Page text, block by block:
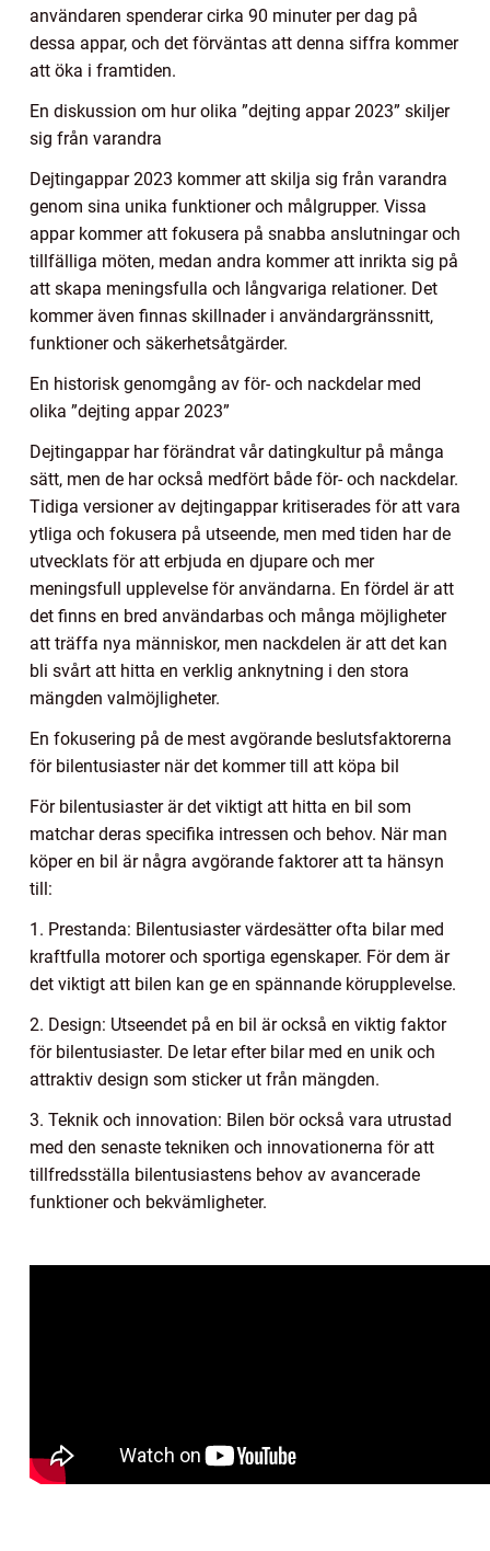
användaren spenderar cirka 90 minuter per dag på
dessa appar, och det förväntas att denna siffra kommer
att öka i framtiden.
En diskussion om hur olika ”dejting appar 2023” skiljer
sig från varandra
Dejtingappar 2023 kommer att skilja sig från varandra
genom sina unika funktioner och målgrupper. Vissa
appar kommer att fokusera på snabba anslutningar och
tillfälliga möten, medan andra kommer att inrikta sig på
att skapa meningsfulla och långvariga relationer. Det
kommer även finnas skillnader i användargränssnitt,
funktioner och säkerhetsåtgärder.
En historisk genomgång av för- och nackdelar med
olika ”dejting appar 2023”
Dejtingappar har förändrat vår datingkultur på många
sätt, men de har också medfört både för- och nackdelar.
Tidiga versioner av dejtingappar kritiserades för att vara
ytliga och fokusera på utseende, men med tiden har de
utvecklats för att erbjuda en djupare och mer
meningsfull upplevelse för användarna. En fördel är att
det finns en bred användarbas och många möjligheter
att träffa nya människor, men nackdelen är att det kan
bli svårt att hitta en verklig anknytning i den stora
mängden valmöjligheter.
En fokusering på de mest avgörande beslutsfaktorerna
för bilentusiaster när det kommer till att köpa bil
För bilentusiaster är det viktigt att hitta en bil som
matchar deras specifika intressen och behov. När man
köper en bil är några avgörande faktorer att ta hänsyn
till:
1. Prestanda: Bilentusiaster värdesätter ofta bilar med
kraftfulla motorer och sportiga egenskaper. För dem är
det viktigt att bilen kan ge en spännande körupplevelse.
2. Design: Utseendet på en bil är också en viktig faktor
för bilentusiaster. De letar efter bilar med en unik och
attraktiv design som sticker ut från mängden.
3. Teknik och innovation: Bilen bör också vara utrustad
med den senaste tekniken och innovationerna för att
tillfredsställa bilentusiastens behov av avancerade
funktioner och bekvämligheter.